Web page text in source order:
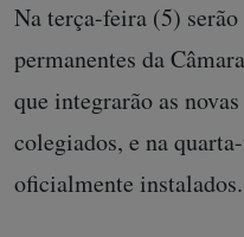
Na terça-feira (5)
permanentes da
que integrarão as
colegiados, e na
oficialmente instalados.